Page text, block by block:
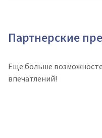
Партнерские
Еще больше
впечатлений!